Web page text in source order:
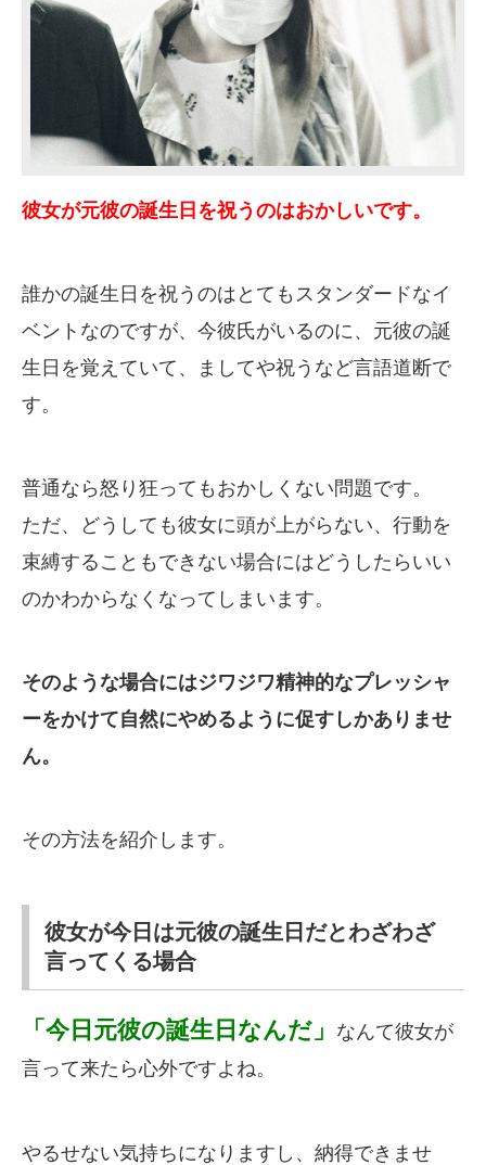
彼女が元彼の誕生日を祝うのはおかしいです。
誰かの誕生日を祝うのはとてもスタンダードなイ
ベントなのですが、今彼氏がいるのに、元彼の誕
生日を覚えていて、ましてや祝うなど言語道断で
す。
普通なら怒り狂ってもおかしくない問題です。
ただ、どうしても彼女に頭が上がらない、行動を
束縛することもできない場合にはどうしたらいい
のかわからなくなってしまいます。
そのような場合にはジワジワ精神的なプレッシャ
ーをかけて自然にやめるように促すしかありませ
ん。
その方法を紹介します。
彼女が今日は元彼の誕生日だとわざわざ
言ってくる場合
「今日元彼の誕生日なんだ」
なんて彼女が
言って来たら心外ですよね。
やるせない気持ちになりますし、納得できませ